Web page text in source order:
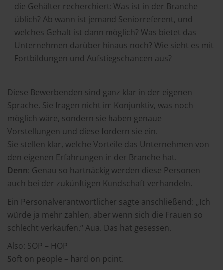
die Gehälter recherchiert: Was ist in der Branche
üblich? Ab wann ist jemand Seniorreferent, und
welches Gehalt ist dann möglich? Was bietet das
Unternehmen darüber hinaus noch? Wie sieht es mit
Fortbildungen und Aufstiegschancen aus?
Diese Bewerbenden sind ganz klar in der eigenen
Sprache. Sie fragen nicht im Konjunktiv, was noch
möglich wäre, sondern sie haben genaue
Vorstellungen und diese fordern sie ein.
Sie stellen klar, welche Vorteile das Unternehmen von
den eigenen Erfahrungen in der Branche hat.
Denn: Genau so hartnäckig werden diese Personen
auch bei der zukünftigen Kundschaft verhandeln.
Ein Personalverantwortlicher sagte anschließend: „Ich
würde ja mehr zahlen, aber wenn sich die Frauen so
schlecht verkaufen.“ Aua. Das hat gesessen.
Also: SOP – HOP
Soft on people – hard on point.